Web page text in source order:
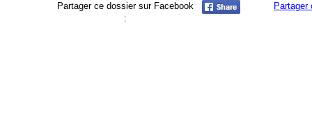
Partager ce dossier sur Facebook
:
Partager